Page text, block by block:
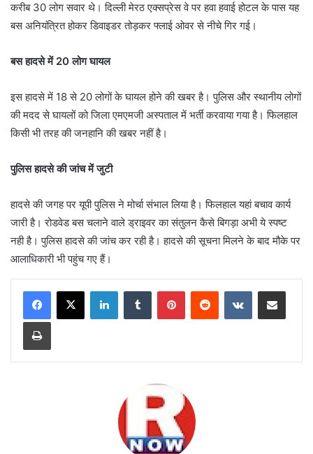
करीब 30 लोग सवार थे। दिल्ली मेरठ एक्सप्रेस वे पर हवा हवाई होटल के पास यह
बस अनियंत्रित होकर डिवाइडर तोड़कर फ्लाई ओवर से नीचे गिर गई।
बस हादसे में 20 लोग घायल
इस हादसे में 18 से 20 लोगों के घायल होने की खबर है। पुलिस और स्थानीय लोगों
की मदद से घायलों को जिला एमएमजी अस्पताल में भर्ती करवाया गया है। फिलहाल
किसी भी तरह की जनहानि की खबर नहीं है।
पुलिस हादसे की जांच में जुटी
हादसे की जगह पर यूपी पुलिस ने मोर्चा संभाल लिया है। फिलहाल यहां बचाव कार्य
जारी है। रोडवेड बस चलाने वाले ड्राइवर का संतुलन कैसे बिगड़ा अभी ये स्पष्ट
नही है। पुलिस हादसे की जांच कर रही है। हादसे की सूचना मिलने के बाद मौके पर
आलाधिकारी भी पहुंच गए हैं।
LinkedInTumblr PinterestReddit VKontakteShare via Email
Print